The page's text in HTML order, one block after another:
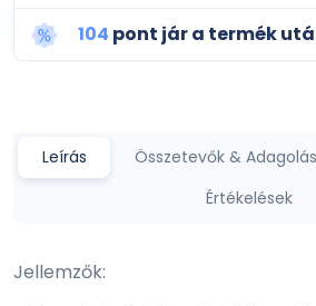
104 pont jár a termék
Leírás Összetevők & Adagolás
Értékelések
Jellemzők: